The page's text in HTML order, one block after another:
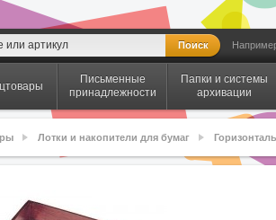
Письменные
принадлежности
Папки и системы
архивации
Лотки и накопители для бумаг